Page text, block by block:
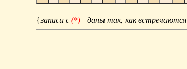
{записи с(*)- даны так, как встречаются